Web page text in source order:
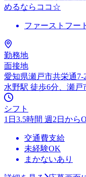
めるならココ☆
ファーストフー
勤務地
面接地
愛知県瀬戸市共栄通7-
水野駅 徒歩6分、瀬戸
シフト
1日3.5時間 週2日から
交通費支給
未経験OK
まかないあり